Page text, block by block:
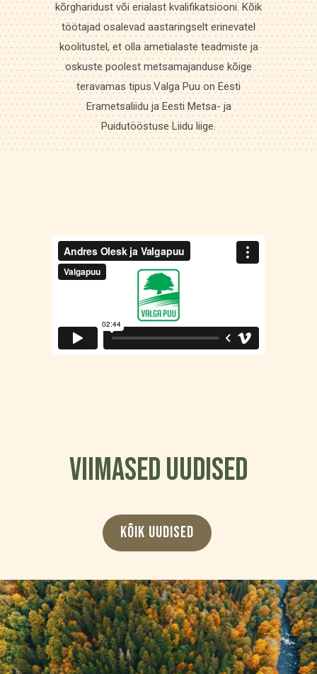
kõrgharidust või erialast kvalifikatsiooni. Kõik
töötajad osalevad aastaringselt erinevatel
koolitustel, et olla ametialaste teadmiste ja
oskuste poolest metsamajanduse kõige
teravamas tipus.Valga Puu on Eesti
Erametsaliidu ja Eesti Metsa- ja
Puidutööstuse Liidu liige.
VIIMASED UUDISED
KÕIK UUDISED